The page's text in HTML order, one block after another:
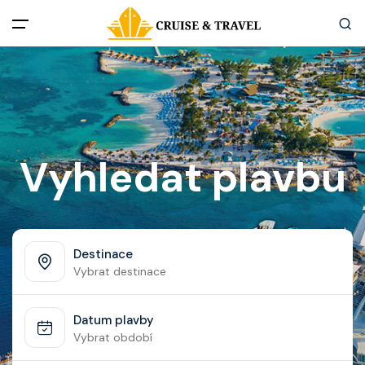
Menu
Akční nabídky
Destinace
Zážitky z plaveb
Užitečné informace
Často kladené otázky
Články
Vyhledat plavbu
Destinace
Vybrat destinace
Datum plavby
Vybrat období